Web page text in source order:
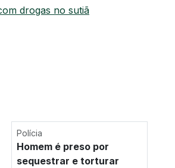
drogas no sutiã
Polícia
Homem é preso por
sequestrar e torturar